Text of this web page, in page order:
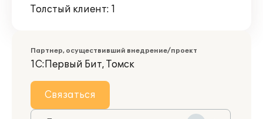
Толстый клиент: 1
Партнер, осуществивший внедрение/проект
1С:Первый Бит, Томск
Связаться